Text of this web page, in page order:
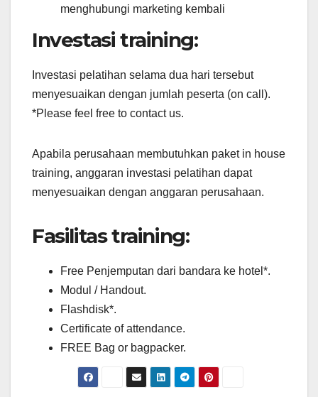
menghubungi marketing kembali
Investasi training:
Investasi pelatihan selama dua hari tersebut
menyesuaikan dengan jumlah peserta (on call).
*Please feel free to contact us.
Apabila perusahaan membutuhkan paket in house
training, anggaran investasi pelatihan dapat
menyesuaikan dengan anggaran perusahaan.
Fasilitas training:
Free Penjemputan dari bandara ke hotel*.
Modul / Handout.
Flashdisk*.
Certificate of attendance.
FREE Bag or bagpacker.